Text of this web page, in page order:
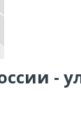
-